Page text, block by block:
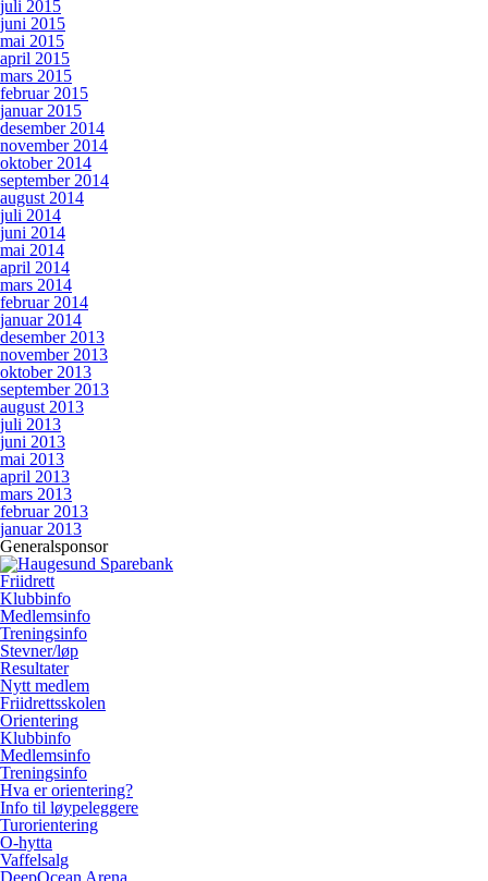
juli 2015
juni 2015
mai 2015
april 2015
mars 2015
februar 2015
januar 2015
desember 2014
november 2014
oktober 2014
september 2014
august 2014
juli 2014
juni 2014
mai 2014
april 2014
mars 2014
februar 2014
januar 2014
desember 2013
november 2013
oktober 2013
september 2013
august 2013
juli 2013
juni 2013
mai 2013
april 2013
mars 2013
februar 2013
januar 2013
Generalsponsor
Friidrett
Klubbinfo
Medlemsinfo
Treningsinfo
Stevner/løp
Resultater
Nytt medlem
Friidrettsskolen
Orientering
Klubbinfo
Medlemsinfo
Treningsinfo
Hva er orientering?
Info til løypeleggere
Turorientering
O-hytta
Vaffelsalg
DeepOcean Arena